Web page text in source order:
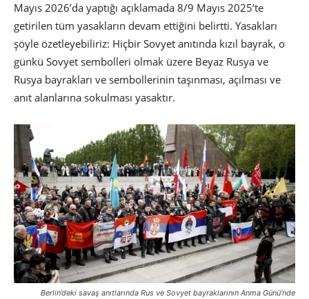
Mayıs 2026’da yaptığı açıklamada 8/9 Mayıs 2025’te
getirilen tüm yasakların devam ettiğini belirtti. Yasakları
şöyle özetleyebiliriz: Hiçbir Sovyet anıtında kızıl bayrak, o
günkü Sovyet sembolleri olmak üzere Beyaz Rusya ve
Rusya bayrakları ve sembollerinin taşınması, açılması ve
anıt alanlarına sokulması yasaktır.
Berlin’deki savaş anıtlarında Rus ve Sovyet bayraklarının Anma Günü’nde